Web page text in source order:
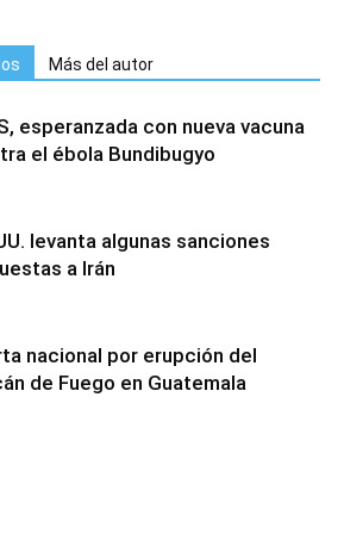
Más del autor
esperanzada con nueva vacuna
el ébola Bundibugyo
levanta algunas sanciones
a Irán
nacional por erupción del
de Fuego en Guatemala